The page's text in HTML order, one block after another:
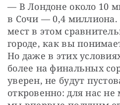
— В Лондоне около 10
в Сочи — 0,4
мест в этом
городе, как вы
Но даже в этих
более на финальных
уверен, не будут
откровенно: для нас